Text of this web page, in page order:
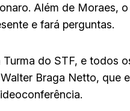
Além de Moraes,
e fará perguntas.
do STF, e todos
Braga Netto, que